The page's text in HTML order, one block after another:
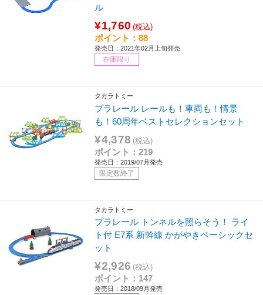
ル
¥1,760 (税込)
ポイント：88
発売日：2021年02月上旬発売
在庫限り
タカラトミー
プラレール レールも！車両も！情景
も！60周年ベストセレクションセット
¥4,378 (税込)
ポイント：219
発売日：2019/07月発売
限定数終了
タカラトミー
プラレール トンネルを照らそう！ ライ
ト付 E7系 新幹線 かがやきベーシックセ
ット
¥2,926 (税込)
ポイント：147
発売日：2018/09月発売